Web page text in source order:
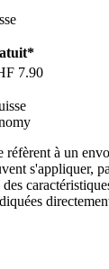
7.90
réfèrent à un
s'appliquer,